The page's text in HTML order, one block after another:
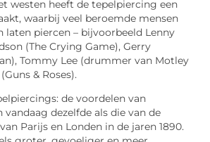
westen heeft de tepelpiercing een
waarbij veel beroemde mensen
laten piercen – bijvoorbeeld Lenny
(The Crying Game), Gerry
Tommy Lee (drummer van Motley
& Roses).
de voordelen van
dezelfde als die van de
Parijs en Londen in de jaren 1890.